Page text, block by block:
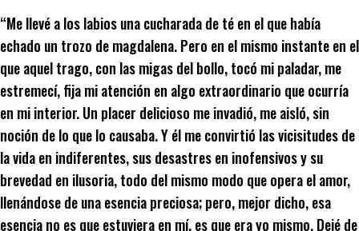
“Me llevé a los labios una cucharada de té en el que había
echado un trozo de magdalena. Pero en el mismo instante en el
que aquel trago, con las migas del bollo, tocó mi paladar, me
estremecí, fija mi atención en algo extraordinario que ocurría
en mi interior. Un placer delicioso me invadió, me aisló, sin
noción de lo que lo causaba. Y él me convirtió las vicisitudes de
la vida en indiferentes, sus desastres en inofensivos y su
brevedad en ilusoria, todo del mismo modo que opera el amor,
llenándose de una esencia preciosa; pero, mejor dicho, esa
esencia no es que estuviera en mí, es que era yo mismo. Dejé de